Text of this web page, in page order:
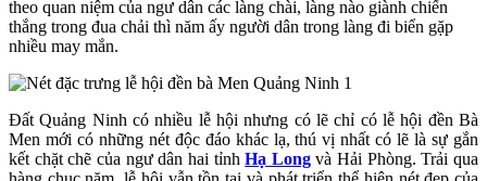
theo quan niệm của ngư dân các làng chài, làng nào giành chiến
thắng trong đua chải thì năm ấy người dân trong làng đi biển gặp
nhiều may mắn.
Đất Quảng Ninh có nhiều lễ hội nhưng có lẽ chỉ có lễ hội đền Bà
Men mới có những nét độc đáo khác lạ, thú vị nhất có lẽ là sự gắn
kết chặt chẽ của ngư dân hai tỉnhHạ Longvà Hải Phòng. Trải qua